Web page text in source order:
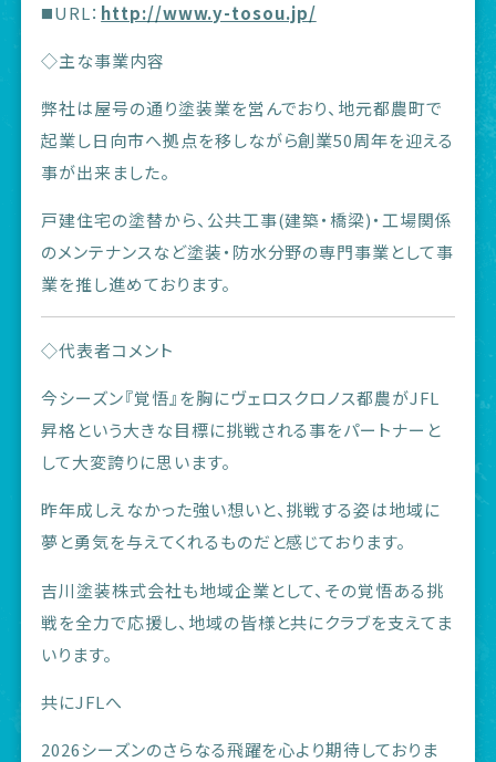
◼️URL： http://www.y-tosou.jp/
◇主な事業内容
弊社は屋号の通り塗装業を営んでおり、地元都農町で
起業し日向市へ拠点を移しながら創業50周年を迎える
事が出来ました。
戸建住宅の塗替から、公共工事(建築・橋梁)・工場関係
のメンテナンスなど塗装・防水分野の専門事業として事
業を推し進めております。
◇代表者コメント
今シーズン『覚悟』を胸にヴェロスクロノス都農がJFL
昇格という大きな目標に挑戦される事をパートナーと
して大変誇りに思います。
昨年成しえなかった強い想いと、挑戦する姿は地域に
夢と勇気を与えてくれるものだと感じております。
吉川塗装株式会社も地域企業として、その覚悟ある挑
戦を全力で応援し、地域の皆様と共にクラブを支えてま
いります。
共にJFLへ
2026シーズンのさらなる飛躍を心より期待しておりま